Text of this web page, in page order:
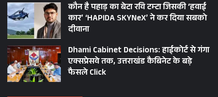
कौन है पहाड़ का बेटा रवि टम्टा जिसकी ‘हवाई
कार’ ‘HAPIDA SKYNeX’ ने कर दिया सबको
दीवाना
Dhami Cabinet Decisions: हाईकोर्ट से गंगा
एक्सप्रेसवे तक, उत्तराखंड कैबिनेट के बड़े
फैसले Click